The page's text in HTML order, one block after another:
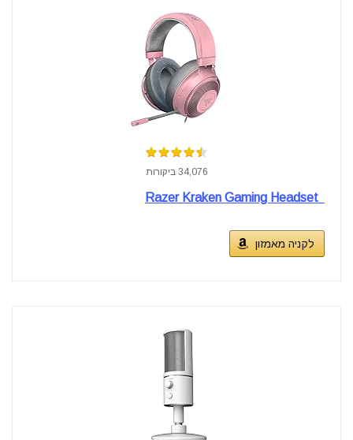
34,076 ביקורות
לקניה מאמזון